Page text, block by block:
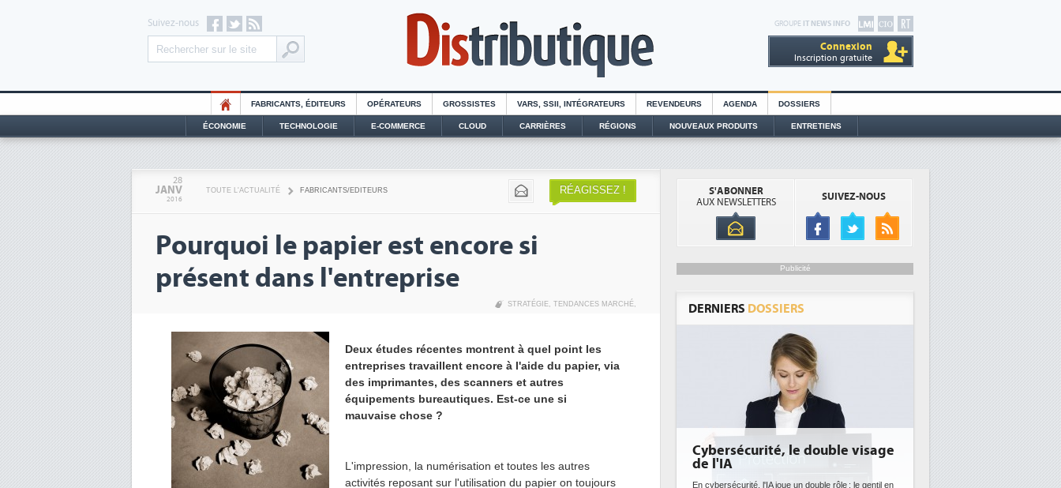
GROUPE IT NEWS INFO
Connexion
Inscription gratuite
Suivez-nous
FABRICANTS, ÉDITEURS OPÉRATEURS GROSSISTES VARS, SSII, INTÉGRATEURS REVENDEURS AGENDA DOSSIERS
ÉCONOMIE TECHNOLOGIE E-COMMERCE CLOUD CARRIÈRES RÉGIONS NOUVEAUX PRODUITS ENTRETIENS
28
JANV
2016
TOUTE L'ACTUALITÉ FABRICANTS/EDITEURS RÉAGISSEZ !
Pourquoi le papier est encore si
présent dans l'entreprise
STRATÉGIE, TENDANCES MARCHÉ,
Deux études récentes montrent à quel point les
entreprises travaillent encore à l'aide du papier, via
des imprimantes, des scanners et autres
équipements bureautiques. Est-ce une si
mauvaise chose ?
L'impression, la numérisation et toutes les autres
activités reposant sur l'utilisation du papier on toujours
S'ABONNER
AUX NEWSLETTERS
SUIVEZ-NOUS
Publicité
DERNIERS DOSSIERS
Cybersécurité, le double visage
En cybersécurité, l'IA joue un double rôle : le gentil en
DEE: l'efficacité énergétique